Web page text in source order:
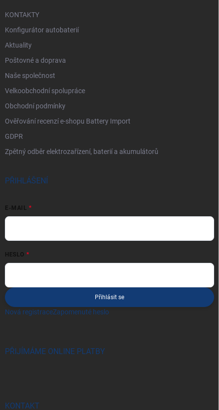
KONTAKTY
Konfigurátor autobaterií
Aktuality
Poštovné a doprava
Naše společnost
Velkoobchodní spolupráce
Obchodní podmínky
Ověřování recenzí e-shopu Battery Import
GDPR
Zpětný odběr elektrozařízení, baterií a akumulátorů
PŘIHLÁŠENÍ
E-MAIL
HESLO
Přihlásit se
Nová registraceZapomenuté heslo
PŘIJÍMÁME ONLINE PLATBY
KONTAKT